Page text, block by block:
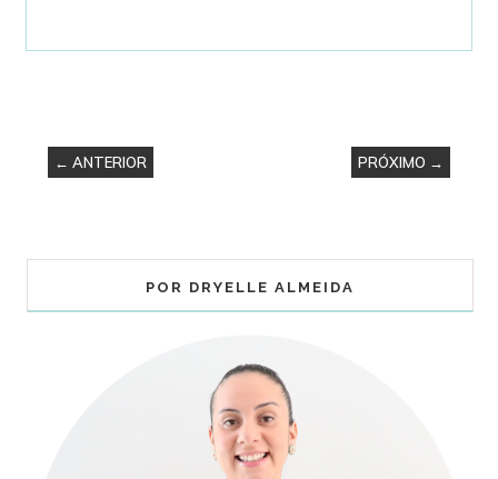
← ANTERIOR PRÓXIMO →
POR DRYELLE ALMEIDA